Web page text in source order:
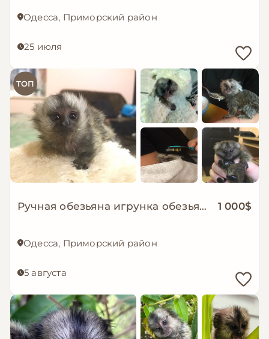
Одесса, Приморский район
25 июля
ТОП
Ручная обезьяна игрунка обезьянка мармозетка мини мартышка примат домашний 1 000$
Одесса, Приморский район
5 августа